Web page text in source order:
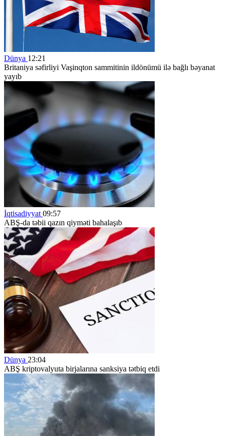
Dünya 12:21
Britaniya səfirliyi Vaşinqton sammitinin ildönümü ilə bağlı bəyanat
yayıb
İqtisadiyyat 09:57
ABŞ-da təbii qazın qiyməti bahalaşıb
Dünya 23:04
ABŞ kriptovalyuta birjalarına sanksiya tətbiq etdi